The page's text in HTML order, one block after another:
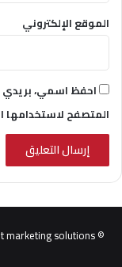
الموقع الإلكتروني
احفظ اسمي، بريدي
المتصفح لاستخدامها
© Copyright 2026, All Rights Reserved |
marketing solutions